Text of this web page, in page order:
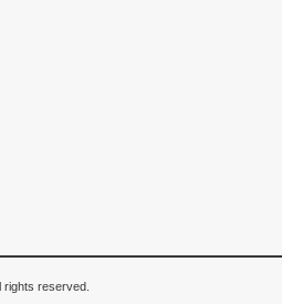
rights reserved.